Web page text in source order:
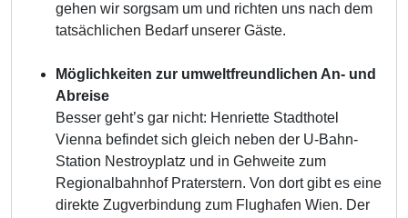
gehen wir sorgsam um und richten uns nach dem
tatsächlichen Bedarf unserer Gäste.
Möglichkeiten zur umweltfreundlichen An- und
Abreise
Besser geht’s gar nicht: Henriette Stadthotel
Vienna befindet sich gleich neben der U-Bahn-
Station Nestroyplatz und in Gehweite zum
Regionalbahnhof Praterstern. Von dort gibt es eine
direkte Zugverbindung zum Flughafen Wien. Der